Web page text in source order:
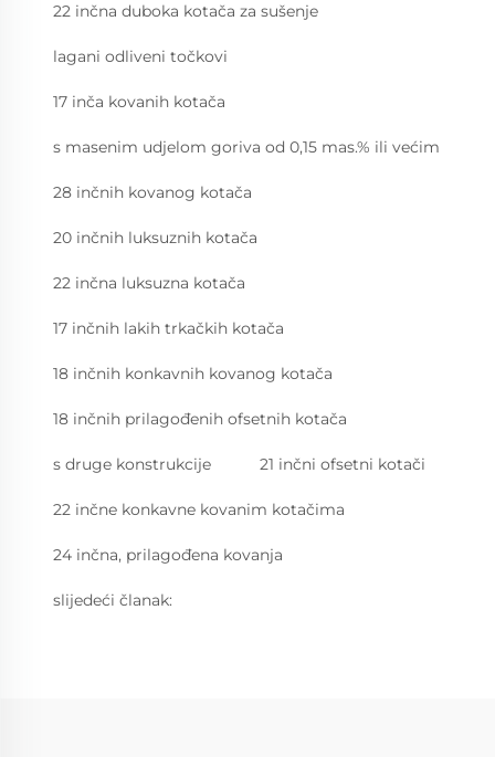
22 inčna duboka kotača za sušenje
lagani odliveni točkovi
17 inča kovanih kotača
s masenim udjelom goriva od 0,15 mas.% ili većim
28 inčnih kovanog kotača
20 inčnih luksuznih kotača
22 inčna luksuzna kotača
17 inčnih lakih trkačkih kotača
18 inčnih konkavnih kovanog kotača
18 inčnih prilagođenih ofsetnih kotača
s druge konstrukcije 21 inčni ofsetni kotači
22 inčne konkavne kovanim kotačima
24 inčna, prilagođena kovanja
slijedeći članak: